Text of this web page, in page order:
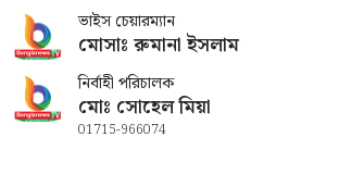
ভাইস চেয়ারম্যান
মোসাঃ রুমানা ইসলাম
নির্বাহী পরিচালক
মোঃ সোহেল মিয়া
01715-966074